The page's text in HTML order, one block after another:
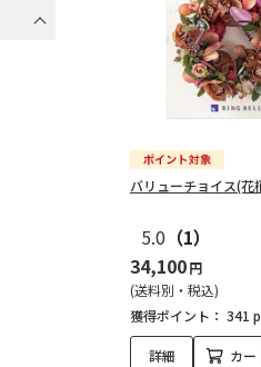
バリューチョイス(
5.0 （1）
34,100円
(送料別・税込)
獲得ポイント： 341
詳細 カー